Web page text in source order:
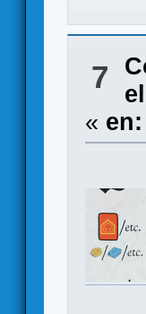
7
« en: